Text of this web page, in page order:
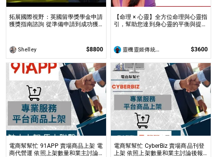
拓展國際視野：英國留學獎學金申請
獲獎指南諮詢 從準備申請到成功獲
Shelley $8800
【命理 × 心靈】全方位命理與心靈指
引，幫助您達到身心靈的平衡與提升
靈機靈姬傳統文化學院 $3600
電商幫幫忙 91APP 賣場商品上架 電
商代營運 依照上架數量和業主討論
電商幫幫忙 CyberBiz 賣場商品刊登
上架 依照上架數量和業主討論後報